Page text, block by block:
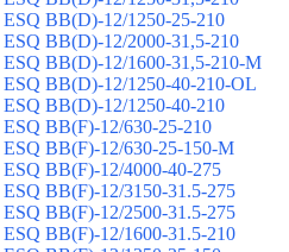
ESQ ВВ(D)-12/1250-25-210
ESQ BB(D)-12/2000-31,5-210
ESQ BB(D)-12/1600-31,5-210-М
ESQ BB(D)-12/1250-40-210-OL
ESQ BB(D)-12/1250-40-210
ESQ ВВ(F)-12/630-25-210
ESQ ВВ(F)-12/630-25-150-М
ESQ ВВ(F)-12/4000-40-275
ESQ ВВ(F)-12/3150-31.5-275
ESQ ВВ(F)-12/2500-31.5-275
ESQ ВВ(F)-12/1600-31.5-210